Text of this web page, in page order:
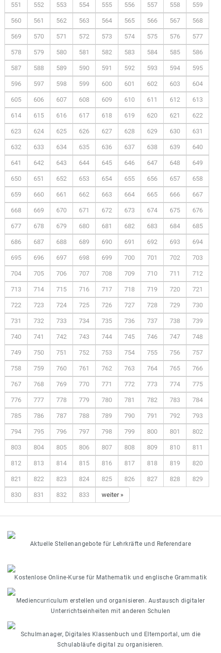
551 552 553 554 555 556 557 558 559
560 561 562 563 564 565 566 567 568
569 570 571 572 573 574 575 576 577
578 579 580 581 582 583 584 585 586
587 588 589 590 591 592 593 594 595
596 597 598 599 600 601 602 603 604
605 606 607 608 609 610 611 612 613
614 615 616 617 618 619 620 621 622
623 624 625 626 627 628 629 630 631
632 633 634 635 636 637 638 639 640
641 642 643 644 645 646 647 648 649
650 651 652 653 654 655 656 657 658
659 660 661 662 663 664 665 666 667
668 669 670 671 672 673 674 675 676
677 678 679 680 681 682 683 684 685
686 687 688 689 690 691 692 693 694
695 696 697 698 699 700 701 702 703
704 705 706 707 708 709 710 711 712
713 714 715 716 717 718 719 720 721
722 723 724 725 726 727 728 729 730
731 732 733 734 735 736 737 738 739
740 741 742 743 744 745 746 747 748
749 750 751 752 753 754 755 756 757
758 759 760 761 762 763 764 765 766
767 768 769 770 771 772 773 774 775
776 777 778 779 780 781 782 783 784
785 786 787 788 789 790 791 792 793
794 795 796 797 798 799 800 801 802
803 804 805 806 807 808 809 810 811
812 813 814 815 816 817 818 819 820
821 822 823 824 825 826 827 828 829
830 831 832 833 weiter »
Aktuelle Stellenangebote für Lehrkräfte und Referendare
Kostenlose Online-Kurse für Mathematik und englische Grammatik
Mediencurriculum erstellen und organisieren. Austausch digitaler
Unterrichtseinheiten mit anderen Schulen
Schulmanager, Digitales Klassenbuch und Elternportal, um die
Schulabläufe digital zu organisieren.